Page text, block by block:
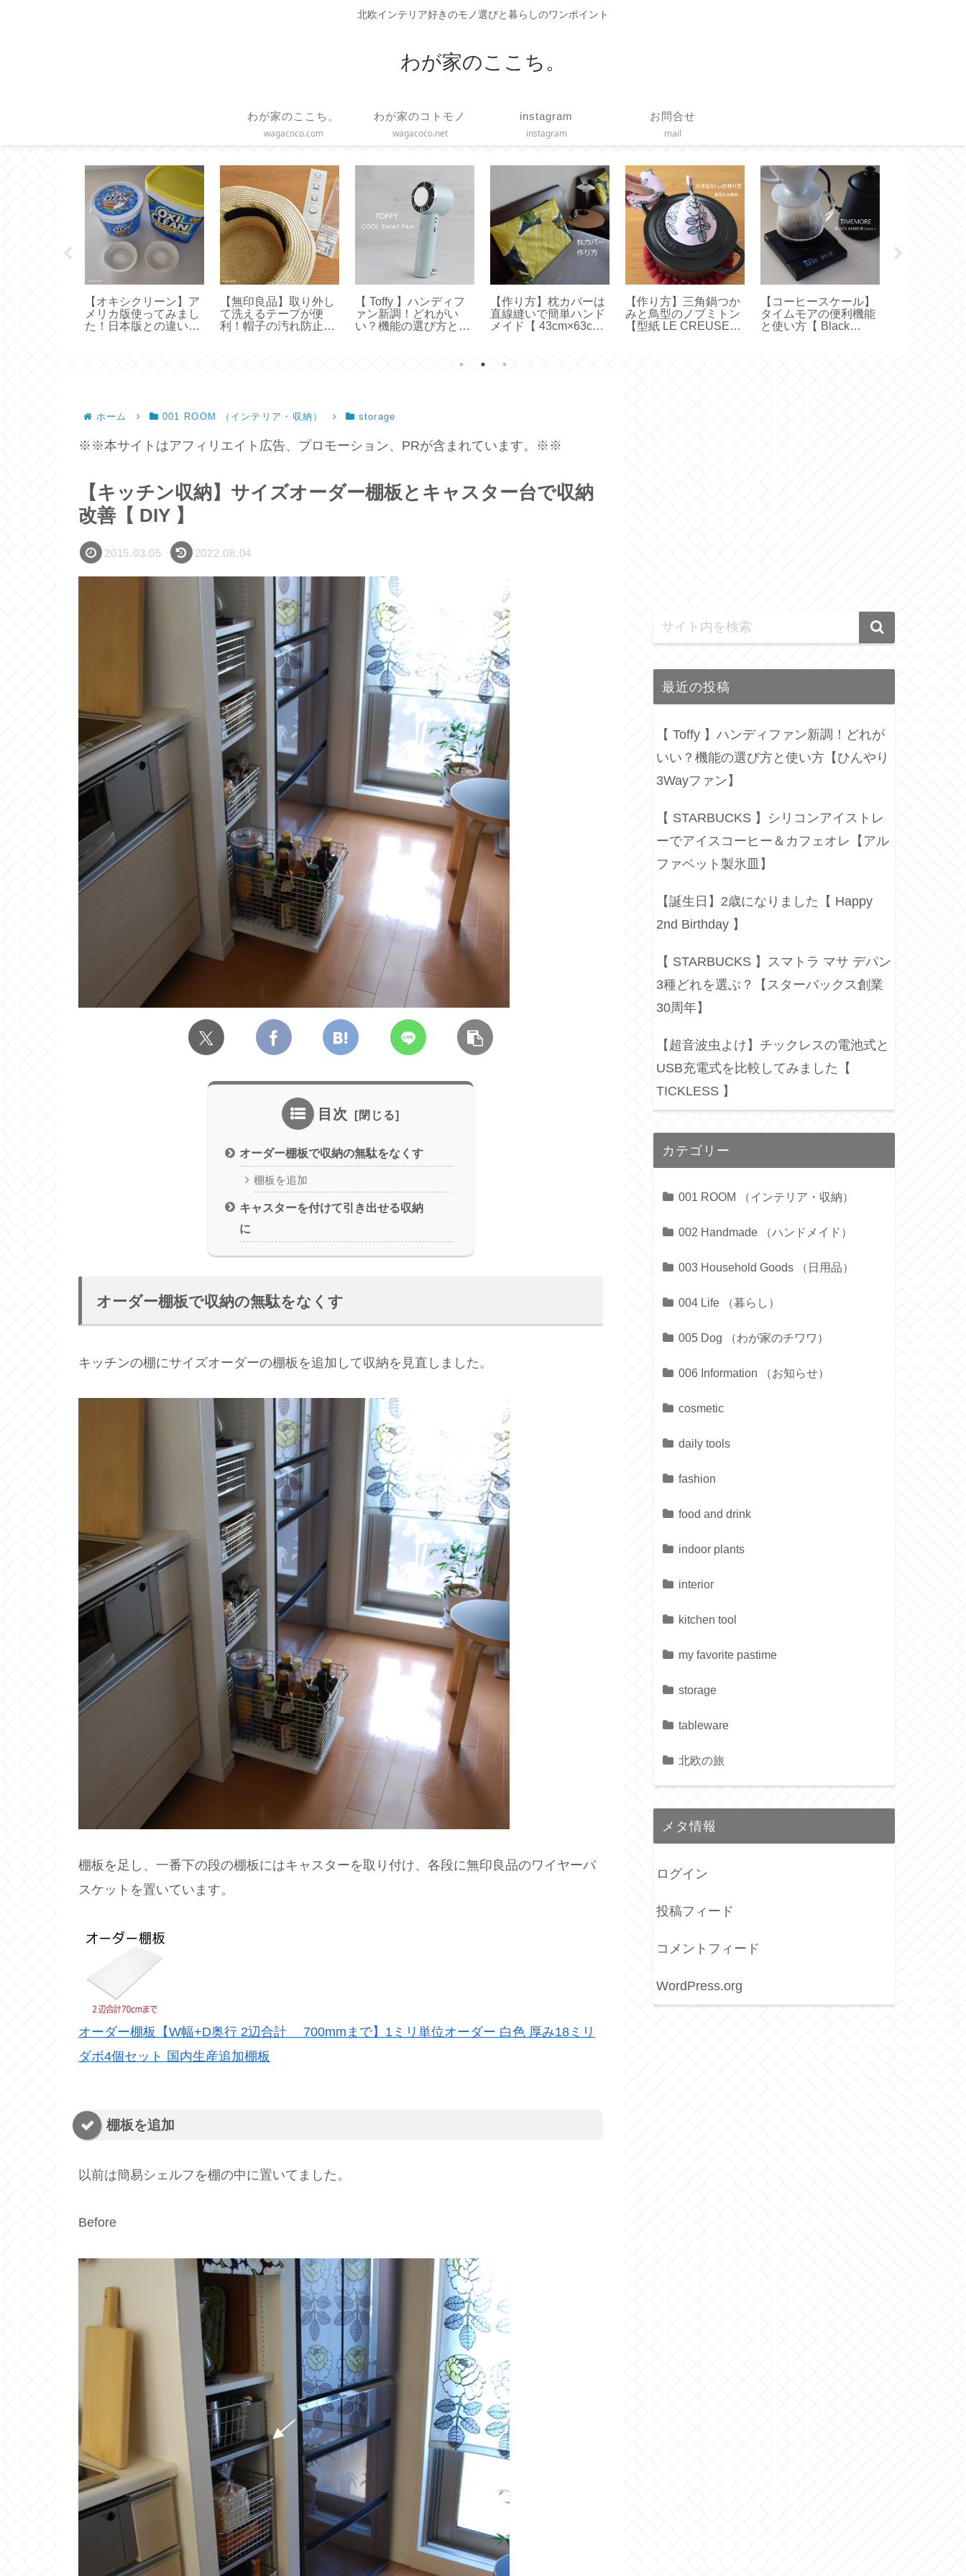
北欧インテリア好きのモノ選びと暮らしのワンポイント
わが家のここち。
わが家のここち。
wagacoco.com
わが家のコトモノ
wagacoco.net
instagram
instagram
お問合せ
mail
【オキシクリーン】ア
メリカ版使ってみまし
た！日本版との違い
【無印良品】取り外し
て洗えるテープが便
利！帽子の汚れ防止テ
【 Toffy 】ハンディフ
ァン新調！どれがい
い？機能の選び方と使
【作り方】枕カバーは
直線縫いで簡単ハンド
メイド【 43cm×63cm
【作り方】三角鍋つか
みと鳥型のノブミトン
【型紙 LE CREUSET
【コーヒースケール】
タイムモアの便利機能
と使い方【 Black
ホーム 001 ROOM （インテリア・収納） storage
※※本サイトはアフィリエイト広告、プロモーション、PRが含まれています。※※
【キッチン収納】サイズオーダー棚板とキャスター台で収納
改善【 DIY 】
2015.03.05 2022.08.04
目次
オーダー棚板で収納の無駄をなくす
棚板を追加
キャスターを付けて引き出せる収納
に
オーダー棚板で収納の無駄をなくす
キッチンの棚にサイズオーダーの棚板を追加して収納を見直しました。
棚板を足し、一番下の段の棚板にはキャスターを取り付け、各段に無印良品のワイヤーバ
スケットを置いています。
オーダー棚板【W幅+D奥行 2辺合計 700mmまで】1ミリ単位オーダー 白色 厚み18ミリ
ダボ4個セット 国内生産追加棚板
棚板を追加
以前は簡易シェルフを棚の中に置いてました。
Before
最近の投稿
【 Toffy 】ハンディファン新調！どれが
いい？機能の選び方と使い方【ひんやり
3Wayファン】
【 STARBUCKS 】シリコンアイストレ
ーでアイスコーヒー＆カフェオレ【アル
ファベット製氷皿】
【誕生日】2歳になりました【 Happy
2nd Birthday 】
【 STARBUCKS 】スマトラ マサ デパン
3種どれを選ぶ？【スターバックス創業
30周年】
【超音波虫よけ】チックレスの電池式と
USB充電式を比較してみました【
TICKLESS 】
カテゴリー
001 ROOM （インテリア・収納）
002 Handmade （ハンドメイド）
003 Household Goods （日用品）
004 Life （暮らし）
005 Dog （わが家のチワワ）
006 Information （お知らせ）
cosmetic
daily tools
fashion
food and drink
indoor plants
interior
kitchen tool
my favorite pastime
storage
tableware
北欧の旅
メタ情報
ログイン
投稿フィード
コメントフィード
WordPress.org